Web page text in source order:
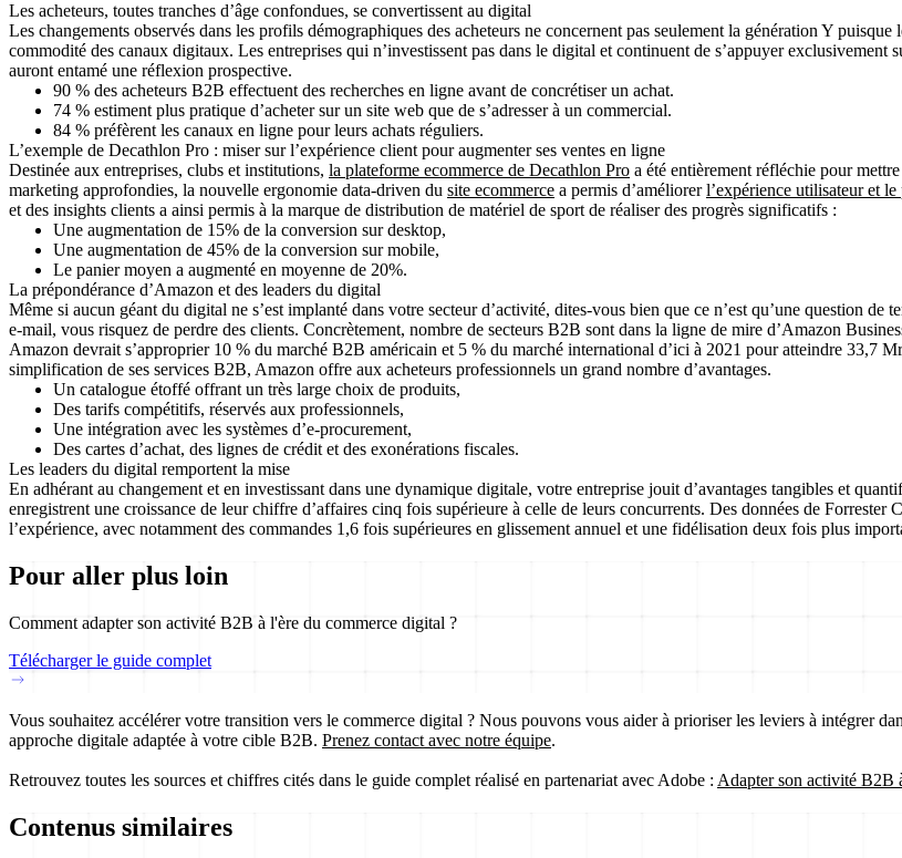
Les acheteurs, toutes tranches d’âge confondues, se convertissent au digital
Les changements observés dans les profils démographiques des acheteurs ne concernent pas seulement la génération Y
commodité des canaux digitaux. Les entreprises qui n’investissent pas dans le digital et continuent de s’appuyer
auront entamé une réflexion prospective.
90 % des acheteurs B2B effectuent des recherches en ligne avant de concrétiser un achat.
74 % estiment plus pratique d’acheter sur un site web que de s’adresser à un commercial.
84 % préfèrent les canaux en ligne pour leurs achats réguliers.
L’exemple de Decathlon Pro : miser sur l’expérience client pour augmenter ses ventes en ligne
Destinée aux entreprises, clubs et institutions, la plateforme ecommerce de Decathlon Pro a été entièrement réfléchie pour
marketing approfondies, la nouvelle ergonomie data-driven du site ecommerce a permis d’améliorerl’expérience utilisateur et
et des insights clients a ainsi permis à la marque de distribution de matériel de sport de réaliser des progrès significatifs :
Une augmentation de 15% de la conversion sur desktop,
Une augmentation de 45% de la conversion sur mobile,
Le panier moyen a augmenté en moyenne de 20%.
La prépondérance d’Amazon et des leaders du digital
Même si aucun géant du digital ne s’est implanté dans votre secteur d’activité, dites-vous bien que ce n’est qu’une question
e-mail, vous risquez de perdre des clients. Concrètement, nombre de secteurs B2B sont dans la ligne de mire d’Amazon
Amazon devrait s’approprier 10 % du marché B2B américain et 5 % du marché international d’ici à 2021 pour atteindre 33,7
simplification de ses services B2B, Amazon offre aux acheteurs professionnels un grand nombre d’avantages.
Un catalogue étoffé offrant un très large choix de produits,
Des tarifs compétitifs, réservés aux professionnels,
Une intégration avec les systèmes d’e-procurement,
Des cartes d’achat, des lignes de crédit et des exonérations fiscales.
Les leaders du digital remportent la mise
En adhérant au changement et en investissant dans une dynamique digitale, votre entreprise jouit d’avantages tangibles et
enregistrent une croissance de leur chiffre d’affaires cinq fois supérieure à celle de leurs concurrents. Des données de
l’expérience, avec notamment des commandes 1,6 fois supérieures en glissement annuel et une fidélisation deux fois plus
Pour aller plus loin
Comment adapter son activité B2B à l'ère du commerce digital ?
Télécharger le guide complet
Vous souhaitez accélérer votre transition vers le commerce digital ? Nous pouvons vous aider à prioriser les leviers à intégrer
approche digitale adaptée à votre cible B2B. Prenez contact avec notre équipe.
Retrouvez toutes les sources et chiffres cités dans le guide complet réalisé en partenariat avec Adobe : Adapter son activité B2B
Contenus similaires